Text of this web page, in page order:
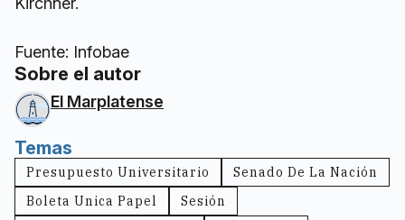
Fuente: Infobae
Sobre el autor
El Marplatense
Temas
Presupuesto Universitario
Senado De La Nación
Boleta Unica Papel
Sesión